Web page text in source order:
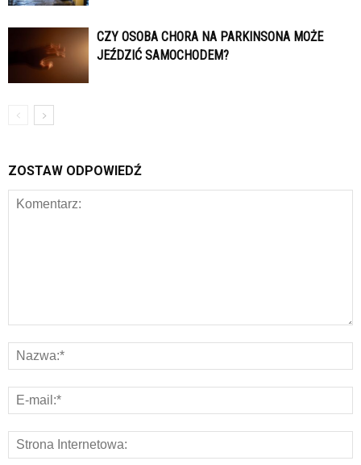
CZY OSOBA CHORA NA PARKINSONA MOŻE
JEŹDZIĆ SAMOCHODEM?
ZOSTAW ODPOWIEDŹ